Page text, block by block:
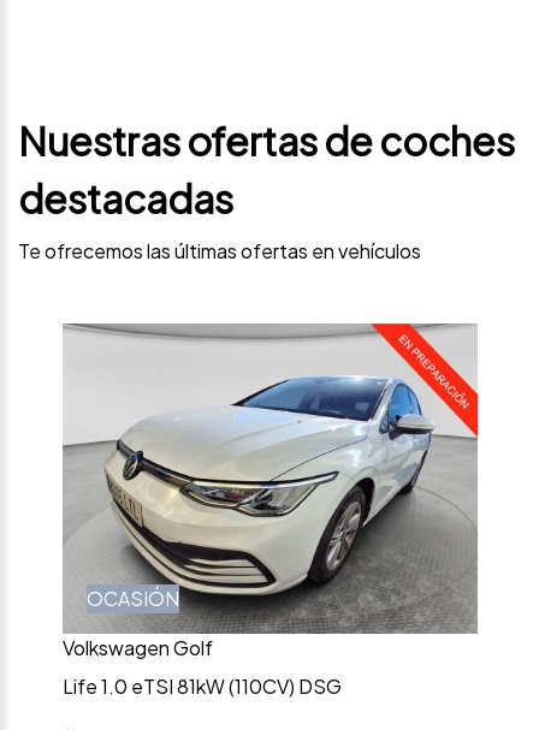
Nuestras ofertas de coches
destacadas
Te ofrecemos las últimas ofertas en vehículos
OCASIÓN
Volkswagen Golf
Life 1.0 eTSI 81kW (110CV) DSG